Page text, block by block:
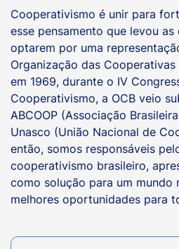
Cooperativismo é unir para
esse pensamento que levou
optarem por uma
Organização das
em 1969, durante o IV
Cooperativismo, a OCB veio
ABCOOP (Associação
Unasco (União Nacional de
então, somos responsáveis
cooperativismo brasileiro,
como solução para um mundo
melhores oportunidades para